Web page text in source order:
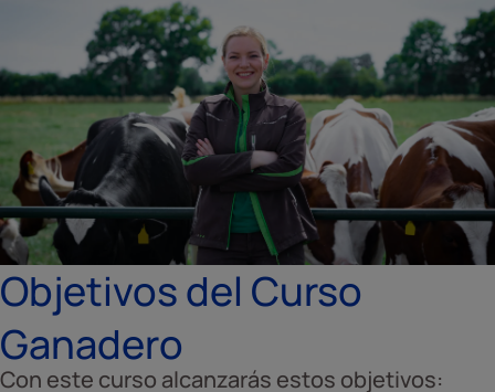
Objetivos del Curso
Ganadero
Con este curso alcanzarás estos objetivos: